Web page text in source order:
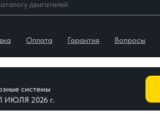
Оплата Гарантия Вопросы
системы
ИЮЛЯ 2026 г.